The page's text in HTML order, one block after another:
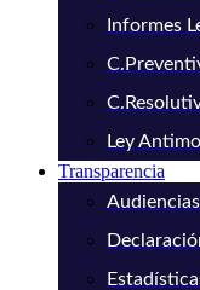
Informes
Ley
Transparencia